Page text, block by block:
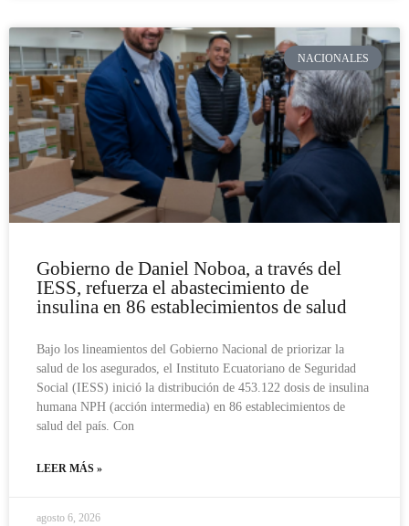
NACIONALES
Gobierno de Daniel Noboa, a través del
IESS, refuerza el abastecimiento de
insulina en 86 establecimientos de salud
Bajo los lineamientos del Gobierno Nacional de priorizar la
salud de los asegurados, el Instituto Ecuatoriano de Seguridad
Social (IESS) inició la distribución de 453.122 dosis de insulina
humana NPH (acción intermedia) en 86 establecimientos de
salud del país. Con
LEER MÁS »
agosto 6, 2026